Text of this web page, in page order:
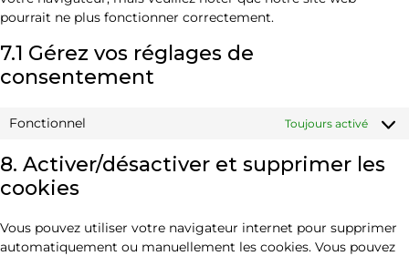
pourrait ne plus fonctionner correctement.
7.1 Gérez vos réglages de
consentement
Fonctionnel Toujours activé
8. Activer/désactiver et supprimer les
cookies
Vous pouvez utiliser votre navigateur internet pour supprimer
automatiquement ou manuellement les cookies. Vous pouvez